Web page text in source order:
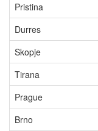
Pristina
Durres
Skopje
Tirana
Prague
Brno